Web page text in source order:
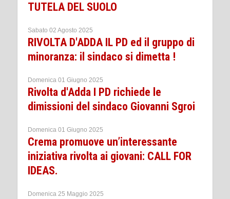
TUTELA DEL SUOLO
Sabato 02 Agosto 2025
RIVOLTA D'ADDA IL PD ed il gruppo di
minoranza: il sindaco si dimetta !
Domenica 01 Giugno 2025
Rivolta d'Adda I PD richiede le
dimissioni del sindaco Giovanni Sgroi
Domenica 01 Giugno 2025
Crema promuove un’interessante
iniziativa rivolta ai giovani: CALL FOR
IDEAS.
Domenica 25 Maggio 2025